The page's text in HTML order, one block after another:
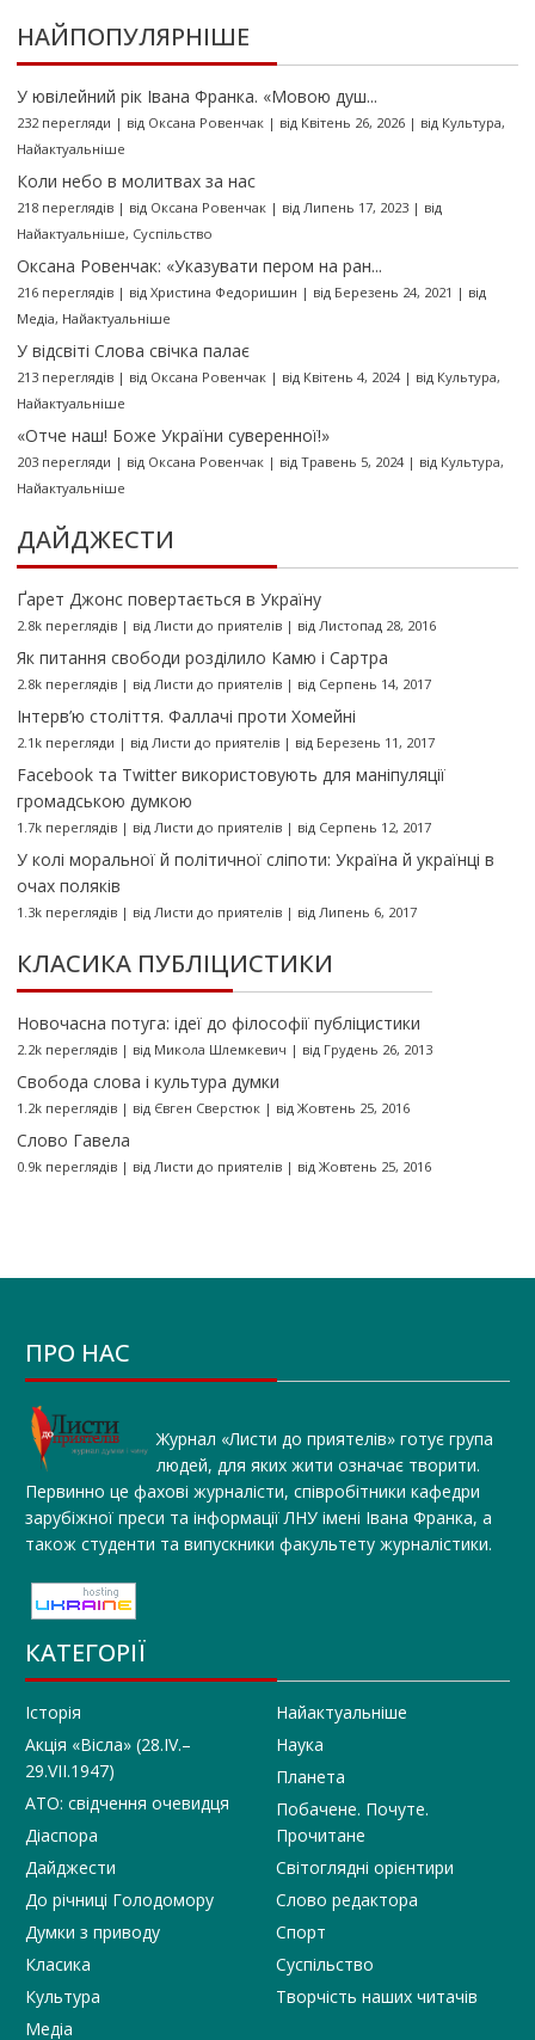
НАЙПОПУЛЯРНІШЕ
У ювілейний рік Івана Франка. «Мовою душ...
232 перегляди | від Оксана Ровенчак| від Квітень 26, 2026| від Культура,
Найактуальніше
Коли небо в молитвах за нас
218 переглядів| від Оксана Ровенчак| від Липень 17, 2023| від
Найактуальніше, Суспільство
Оксана Ровенчак: «Указувати пером на ран...
216 переглядів| від Христина Федоришин | від Березень 24, 2021 | від
Медіа, Найактуальніше
У відсвіті Слова свічка палає
213 переглядів| від Оксана Ровенчак| від Квітень 4, 2024| від Культура,
Найактуальніше
«Отче наш! Боже України суверенної!»
203 перегляди | від Оксана Ровенчак| від Травень 5, 2024| від Культура,
Найактуальніше
ДАЙДЖЕСТИ
Ґарет Джонс повертається в Україну
2.8k переглядів| від Листи до приятелів| від Листопад 28, 2016
Як питання свободи розділило Камю і Сартра
2.8k переглядів| від Листи до приятелів| від Серпень 14, 2017
Інтерв’ю століття. Фаллачі проти Хомейні
2.1k перегляди | від Листи до приятелів| від Березень 11, 2017
Facebook та Twitter використовують для маніпуляції
громадською думкою
1.7k переглядів| від Листи до приятелів| від Серпень 12, 2017
У колі моральної й політичної сліпоти: Україна й українці в
очах поляків
1.3k переглядів| від Листи до приятелів| від Липень 6, 2017
КЛАСИКА ПУБЛІЦИСТИКИ
Новочасна потуга: ідеї до філософії публіцистики
2.2k переглядів| від Микола Шлемкевич | від Грудень 26, 2013
Свобода слова і культура думки
1.2k переглядів| від Євген Сверстюк| від Жовтень 25, 2016
Слово Гавела
0.9k переглядів| від Листи до приятелів| від Жовтень 25, 2016
ПРО НАС
Журнал «Листи до приятелів» готує група
людей, для яких жити означає творити.
Первинно це фахові журналісти, співробітники кафедри
зарубіжної преси та інформації ЛНУ імені Івана Франка, а
також студенти та випускники факультету журналістики.
КАТЕГОРІЇ
Історія
Акція «Вісла» (28.IV.–
29.VII.1947)
АТО: свідчення очевидця
Діаспора
Дайджести
До річниці Голодомору
Думки з приводу
Класика
Культура
Медіа
Найактуальніше
Наука
Планета
Побачене. Почуте.
Прочитане
Світоглядні орієнтири
Слово редактора
Спорт
Суспільство
Творчість наших читачів